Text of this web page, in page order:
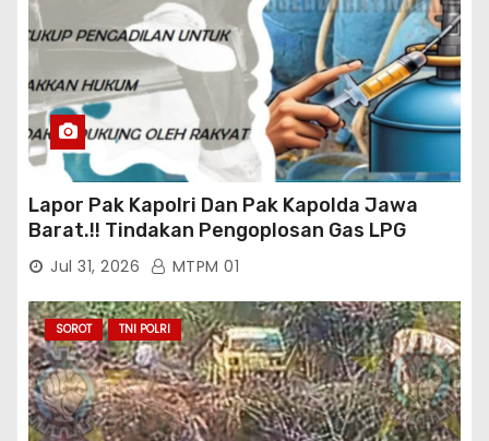
Lapor Pak Kapolri Dan Pak Kapolda Jawa
Barat.!! Tindakan Pengoplosan Gas LPG
Bersubsidi Marak Terjadi Di Kabupaten Bogor
Persisnya di Babakan Madang: Tim
Aktifis/Jurnalis Meminta Pimpinan Polri Beri
Atensi Penindakan Sampai Penangkapan
Terhadap Pelaku
Jul 31, 2026 MTPM 01
SOROT TNI POLRI